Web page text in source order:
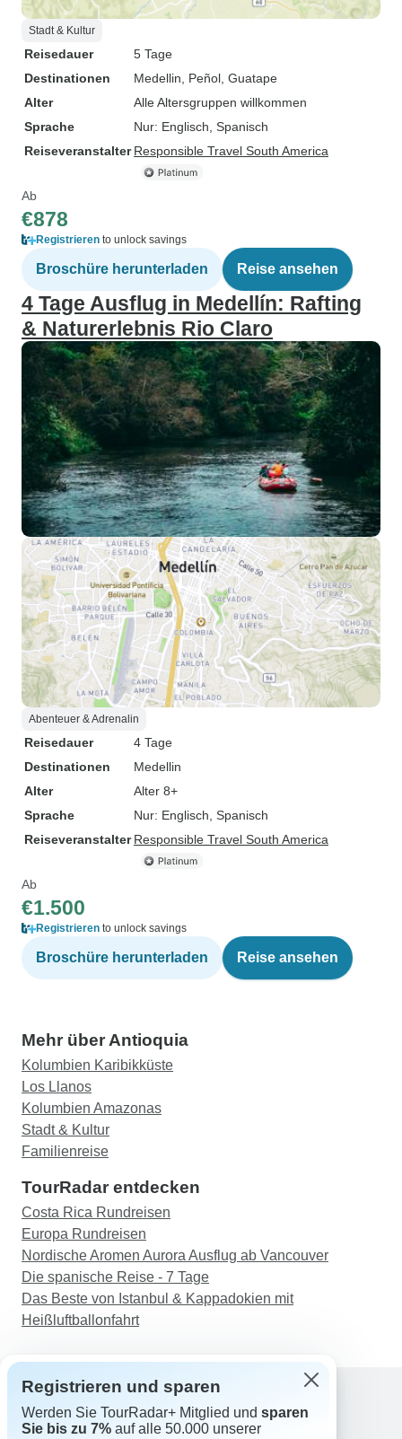
Stadt & Kultur
Reisedauer
5 Tage
Destinationen
Medellin , Peñol , Guatape
Alter
Alle Altersgruppen willkommen
Sprache
Nur: Englisch, Spanisch
Reiseveranstalter Responsible Travel South America
Ab
€878
Registrieren to unlock savings
Broschüre herunterladen Reise ansehen
4 Tage Ausflug in Medellín: Rafting
& Naturerlebnis Rio Claro
Abenteuer & Adrenalin
Reisedauer
4 Tage
Destinationen
Medellin
Alter
Alter 8+
Sprache
Nur: Englisch, Spanisch
Reiseveranstalter Responsible Travel South America
Ab
€1.500
Registrieren to unlock savings
Broschüre herunterladen Reise ansehen
Mehr über Antioquia
Kolumbien Karibikküste
Los Llanos
Kolumbien Amazonas
Stadt & Kultur
Familienreise
TourRadar entdecken
Costa Rica Rundreisen
Europa Rundreisen
Nordische Aromen Aurora Ausflug ab Vancouver
Die spanische Reise - 7 Tage
Das Beste von Istanbul & Kappadokien mit
Heißluftballonfahrt
Support
Registrieren und sparen
Werden Sie TourRadar+ Mitglied und sparen
Sie bis zu 7% auf alle 50.000 unserer